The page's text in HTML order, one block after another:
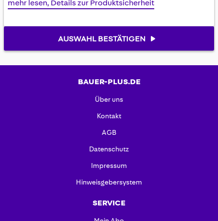
mehr lesen, Details zur Produktsicherheit
AUSWAHL BESTÄTIGEN
BAUER-PLUS.DE
Über uns
Kontakt
AGB
Datenschutz
Impressum
Hinweisgebersystem
SERVICE